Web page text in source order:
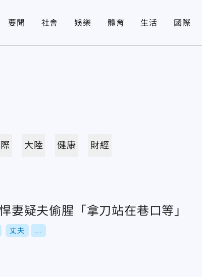
要聞 社會 娛樂 體育 生活 國際
大陸 健康 財經
妻疑夫偷腥「拿刀站在巷口等」
丈夫